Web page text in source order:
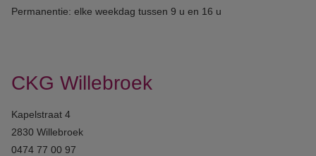
Permanentie: elke weekdag tussen 9 u en 16 u
CKG Willebroek
Kapelstraat 4
2830 Willebroek
0474 77 00 97